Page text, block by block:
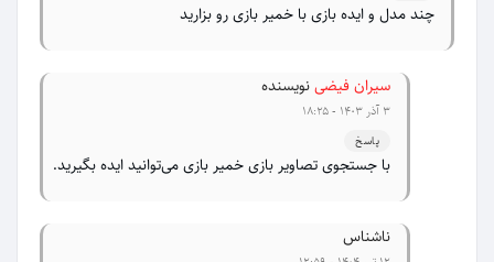
چند مدل و ایده بازی با خمیر بازی رو بزارید
سیران فیضینویسنده
۳ آذر ۱۴۰۳ - ۱۸:۲۵
پاسخ
با جستجوی تصاویر بازی خمیر بازی می‌توانید ایده بگیرید.
ناشناس